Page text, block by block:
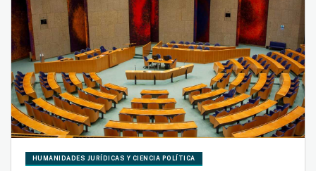
HUMANIDADES JURÍDICAS Y CIENCIA POLÍTICA